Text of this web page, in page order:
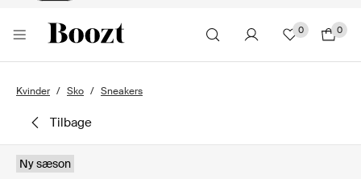
0 0
Kvinder Sko Sneakers
tilbage
Ny sæson